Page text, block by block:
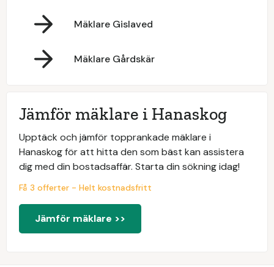
Mäklare Gislaved
Mäklare Gårdskär
Jämför mäklare i Hanaskog
Upptäck och jämför topprankade mäklare i
Hanaskog för att hitta den som bäst kan assistera
dig med din bostadsaffär. Starta din sökning idag!
Få 3 offerter - Helt kostnadsfritt
Jämför mäklare >>